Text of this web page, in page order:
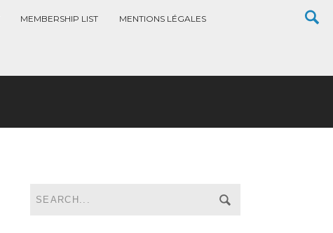
MEMBERSHIP LIST MENTIONS LÉGALES